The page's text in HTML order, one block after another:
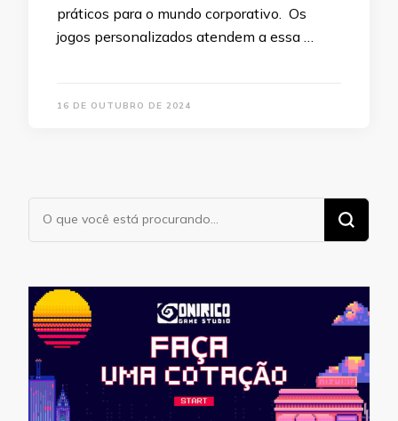
práticos para o mundo corporativo. Os
jogos personalizados atendem a essa …
16 DE OUTUBRO DE 2024
Procurando
algo?